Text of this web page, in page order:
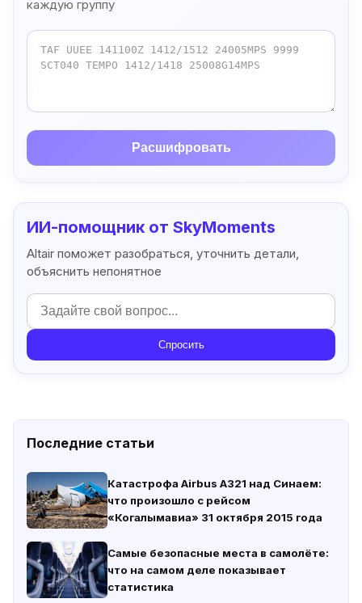
каждую группу
Расшифровать
ИИ-помощник от SkyMoments
Altair поможет разобраться, уточнить детали,
объяснить непонятное
Спросить
Последние статьи
Катастрофа Airbus A321 над Синаем:
что произошло с рейсом
«Когалымавиа» 31 октября 2015 года
Самые безопасные места в самолёте:
что на самом деле показывает
статистика